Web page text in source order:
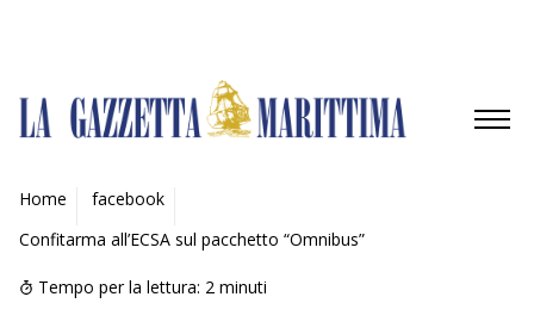
AMBIENTE
MOBILITÀ
INDUSTRIA
Home
facebook
Confitarma all’ECSA sul pacchetto “Omnibus”
Tempo per la lettura: 2 minuti